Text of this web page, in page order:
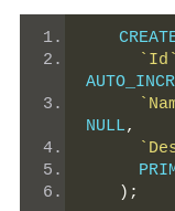
`Id`
NULL,
　　
);